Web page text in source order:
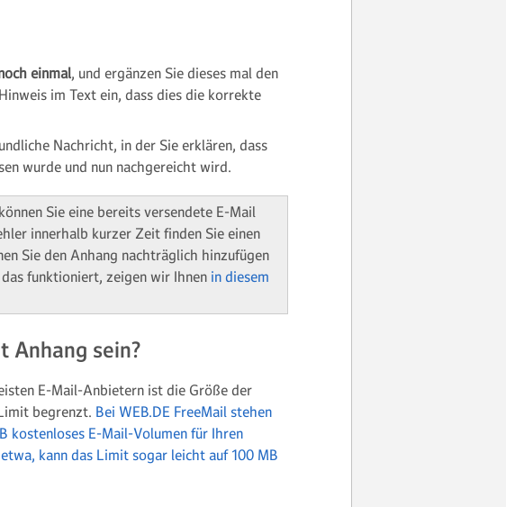
einmal, und ergänzen Sie dieses mal den
im Text ein, dass dies die korrekte
Nachricht, in der Sie erklären, dass
wurde und nun nachgereicht wird.
Sie eine bereits versendete E-Mail
innerhalb kurzer Zeit finden Sie einen
Sie den Anhang nachträglich hinzufügen
funktioniert, zeigen wir Ihnen in diesem
Anhang sein?
E-Mail-Anbietern ist die Größe der
begrenzt. Bei WEB.DE FreeMail stehen
kostenloses E-Mail-Volumen für Ihren
kann das Limit sogar leicht auf 100 MB